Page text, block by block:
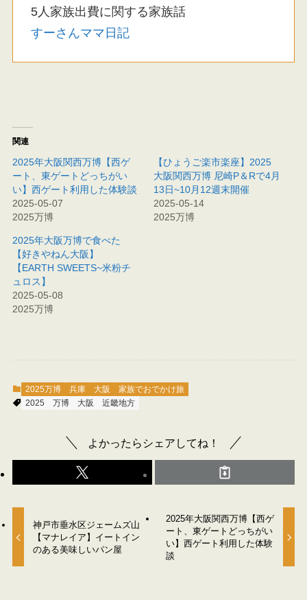
5人家族出費に関する家族話
すーさんママ日記
関連
2025年大阪関西万博【西ゲ
ート、東ゲートどっちがい
い】西ゲート利用した体験談
2025-05-07
2025万博
【ひょうご楽市楽座】2025
大阪関西万博 尼崎P＆Rで4月
13日~10月12週末開催
2025-05-14
2025万博
2025年大阪万博で食べた
【好きやねん大阪】
【EARTH SWEETS~米粉チ
ュロス】
2025-05-08
2025万博
2025万博 兵庫 大阪
家族でおでかけ旅
2025
万博 大阪 近畿地方
よかったらシェアしてね！
神戸市垂水区ジェームズ山
【マナレイア】イートイン
のある美味しいパン屋
2025年大阪関西万博【西ゲ
ート、東ゲートどっちがい
い】西ゲート利用した体験
談